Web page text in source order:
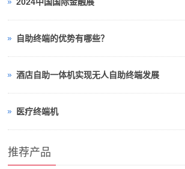
自助终端的优势有哪些？
酒店自助一体机实现无人自助终端发展
医疗终端机
推荐产品